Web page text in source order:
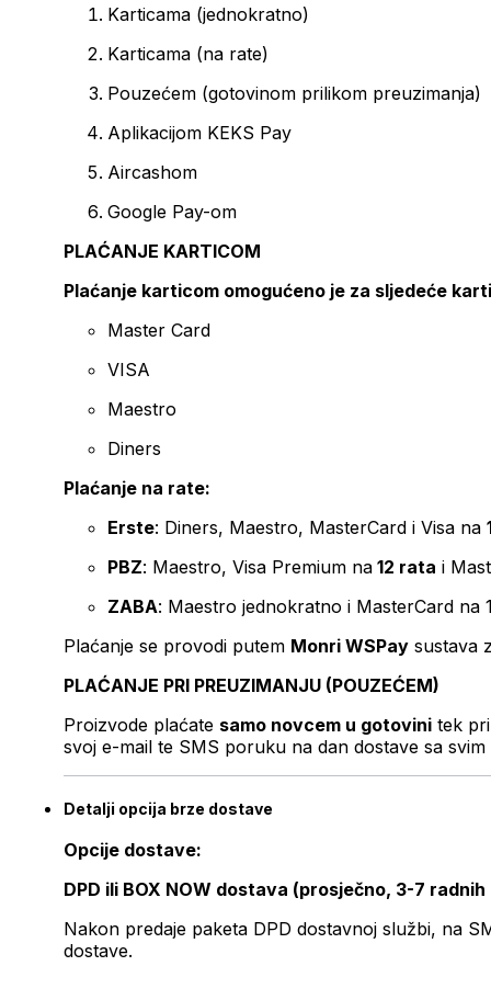
Karticama (jednokratno)
Karticama (na rate)
Pouzećem (gotovinom prilikom preuzimanja)
Aplikacijom KEKS Pay
Aircashom
Google Pay-om
PLAĆANJE KARTICOM
Plaćanje karticom omogućeno je za sljedeće
Master Card
VISA
Maestro
Diners
Plaćanje na rate:
Erste: Diners, Maestro, MasterCard i Visa na
PBZ: Maestro, Visa Premium na 12 rata i
ZABA: Maestro jednokratno i MasterCard na
Plaćanje se provodi putem Monri WSPay sustava
PLAĆANJE PRI PREUZIMANJU (POUZEĆEM)
Proizvode plaćate samo novcem u gotovini tek
svoj e-mail te SMS poruku na dan dostave sa svim
Detalji opcija brze dostave
Opcije dostave:
DPD ili BOX NOW dostava (prosječno, 3-7 radnih
Nakon predaje paketa DPD dostavnoj službi, na
dostave.